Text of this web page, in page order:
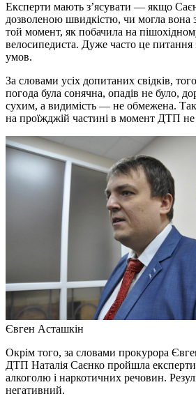
Експерти мають з’ясувати — якщо
дозволеною швидкістю, чи могла вона
той момент, як побачила на
велосипедиста. Дуже часто це питання
умов.
За словами усіх допитаних свідків,
погода була сонячна, опадів не було,
сухим, а видимість — не обмежена.
на проїжджій частині в момент ДТП не
Євген Асташкін
Окрім того, за словами прокурора
ДТП Наталія Саєнко пройшла
алкоголю і наркотичних речовин.
негативний.